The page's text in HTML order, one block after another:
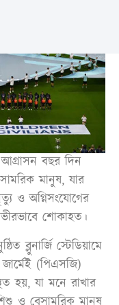
আগ্রাসন বছর দিন
মানুষ, যার
ও অগ্নিসংযোগের
শোকাহত।
ব্লুনার্জি স্টেডিয়ামে
(পিএসজি)
হয়, যা মনে রাখার